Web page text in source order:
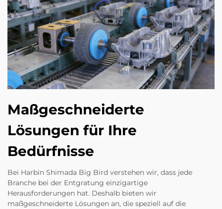
Maßgeschneiderte
Lösungen für Ihre
Bedürfnisse
Bei Harbin Shimada Big Bird verstehen wir, dass jede
Branche bei der Entgratung einzigartige
Herausforderungen hat. Deshalb bieten wir
maßgeschneiderte Lösungen an, die speziell auf die